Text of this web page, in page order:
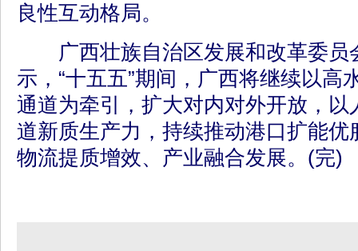
良性互动格局。
广西壮族自治区发展和改革委员
示，“十五五”期间，广西将继续以高
通道为牵引，扩大对内对外开放，以
道新质生产力，持续推动港口扩能优
物流提质增效、产业融合发展。(完)